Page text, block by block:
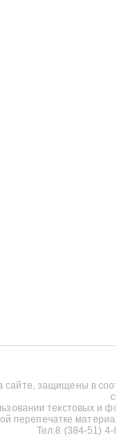
защищены в
текстовых и
перепечатке
Тел.8 (384-51)